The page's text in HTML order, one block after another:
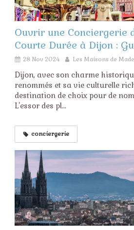
Ouvrir une Conciergerie
Courte Durée à Dijon :
28 Nov 2024 Les Maisons de
Dijon, avec son charme
renommés et sa vie culturelle
destination de choix pour de
L'essor des pl...
conciergerie